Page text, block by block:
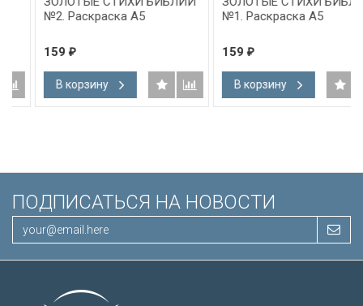
№2. Раскраска А5
159₽
В корзину
№1. Раскраска А5
159₽
В корзину
ПОДПИСАТЬСЯ НА НОВОСТИ